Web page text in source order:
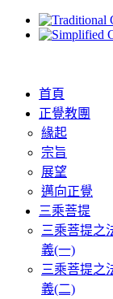
首頁
正覺教團
緣起
宗旨
展望
邁向正覺
三乘菩提
三乘菩提之
義(一)
三乘菩提之
義(二)